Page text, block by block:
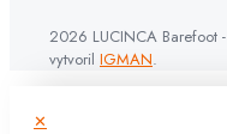
2026 LUCINCA Barefoot
vytvoril IGMAN.
✕